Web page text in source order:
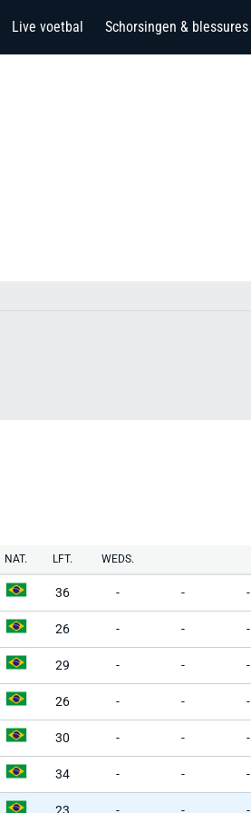
Live voetbal Schorsingen & blessures
NAT. LFT. WEDS.
36 - - -
26 - - -
29 - - -
26 - - -
30 - - -
34 - - -